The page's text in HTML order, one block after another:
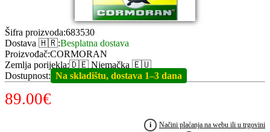
Šifra proizvoda:683530
Dostava 🇭🇷:Besplatna dostava
Proizvođač:CORMORAN
Zemlja porijekla:🇩🇪 Njemačka 🇪🇺
Dostupnost: Na skladištu, dostava 1–3 dana
89.00€
i
Načini plaćanja na webu ili u trgovini